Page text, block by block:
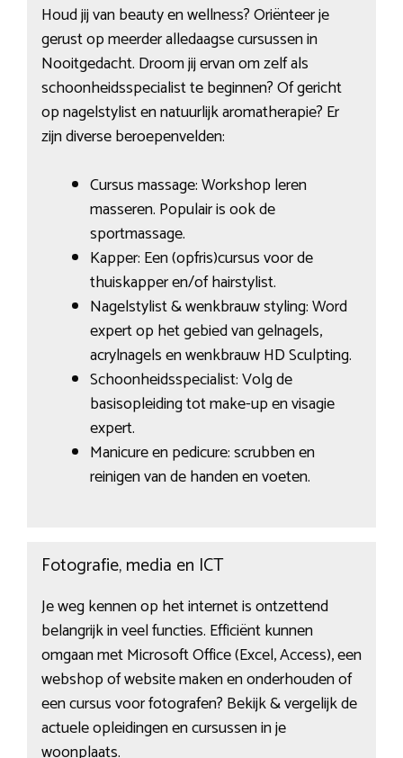
Houd jij van beauty en wellness? Oriënteer je
gerust op meerder alledaagse cursussen in
Nooitgedacht. Droom jij ervan om zelf als
schoonheidsspecialist te beginnen? Of gericht
op nagelstylist en natuurlijk aromatherapie? Er
zijn diverse beroepenvelden:
Cursus massage: Workshop leren
masseren. Populair is ook de
sportmassage.
Kapper: Een (opfris)cursus voor de
thuiskapper en/of hairstylist.
Nagelstylist & wenkbrauw styling: Word
expert op het gebied van gelnagels,
acrylnagels en wenkbrauw HD Sculpting.
Schoonheidsspecialist: Volg de
basisopleiding tot make-up en visagie
expert.
Manicure en pedicure: scrubben en
reinigen van de handen en voeten.
Fotografie, media en ICT
Je weg kennen op het internet is ontzettend
belangrijk in veel functies. Efficiënt kunnen
omgaan met Microsoft Office (Excel, Access), een
webshop of website maken en onderhouden of
een cursus voor fotografen? Bekijk & vergelijk de
actuele opleidingen en cursussen in je